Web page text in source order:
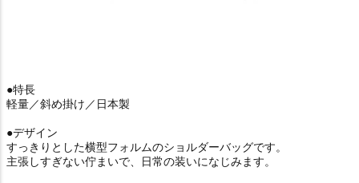
●特長
軽量／斜め掛け／日本製
●デザイン
すっきりとした横型フォルムのショルダーバッグです。
主張しすぎない佇まいで、日常の装いになじみます。